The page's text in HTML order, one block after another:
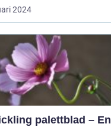
2024
palettblad – En